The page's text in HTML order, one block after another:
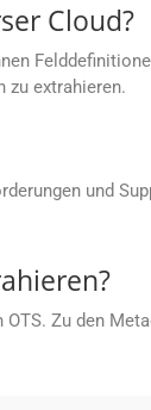
Cloud?
zu extrahieren.
und
Zu den